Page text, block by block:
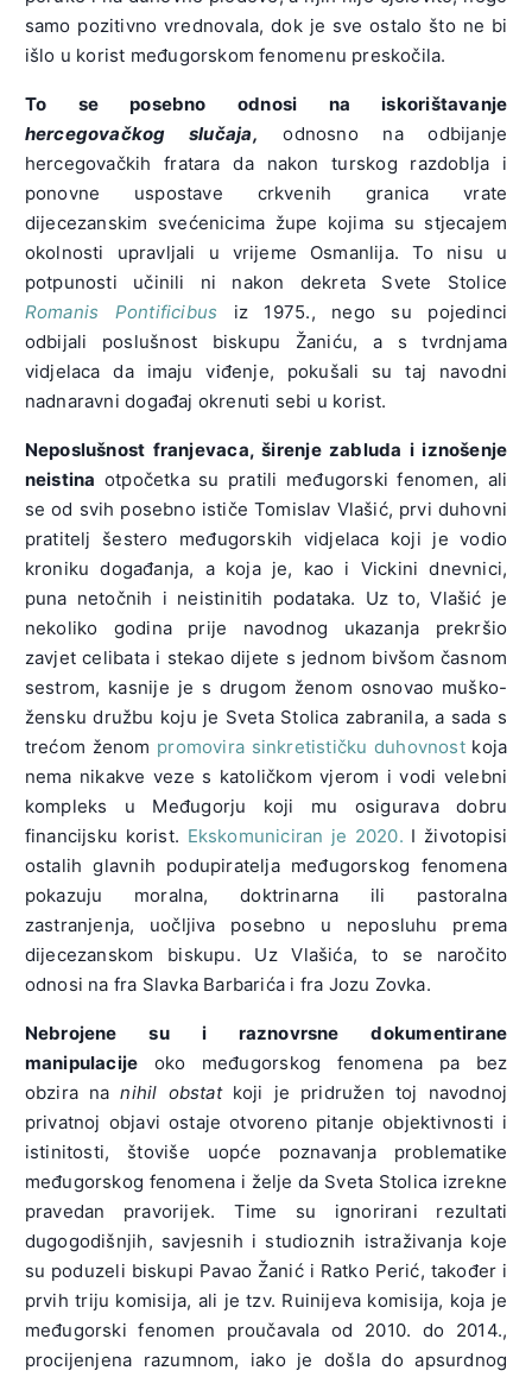
samo pozitivno vrednovala, dok je sve ostalo što ne bi
išlo u korist međugorskom fenomenu preskočila.
To se posebno odnosi na iskorištavanje
hercegovačkog slučaja, odnosno na odbijanje
hercegovačkih fratara da nakon turskog razdoblja i
ponovne uspostave crkvenih granica vrate
dijecezanskim svećenicima župe kojima su stjecajem
okolnosti upravljali u vrijeme Osmanlija. To nisu u
potpunosti učinili ni nakon dekreta Svete Stolice
Romanis Pontificibus iz 1975., nego su pojedinci
odbijali poslušnost biskupu Žaniću, a s tvrdnjama
vidjelaca da imaju viđenje, pokušali su taj navodni
nadnaravni događaj okrenuti sebi u korist.
Neposlušnost franjevaca, širenje zabluda i iznošenje
neistina otpočetka su pratili međugorski fenomen, ali
se od svih posebno ističe Tomislav Vlašić, prvi duhovni
pratitelj šestero međugorskih vidjelaca koji je vodio
kroniku događanja, a koja je, kao i Vickini dnevnici,
puna netočnih i neistinitih podataka. Uz to, Vlašić je
nekoliko godina prije navodnog ukazanja prekršio
zavjet celibata i stekao dijete s jednom bivšom časnom
sestrom, kasnije je s drugom ženom osnovao muško-
žensku družbu koju je Sveta Stolica zabranila, a sada s
trećom ženom promovira sinkretističku duhovnostkoja
nema nikakve veze s katoličkom vjerom i vodi velebni
kompleks u Međugorju koji mu osigurava dobru
financijsku korist. Ekskomuniciran je 2020. I životopisi
ostalih glavnih podupiratelja međugorskog fenomena
pokazuju moralna, doktrinarna ili pastoralna
zastranjenja, uočljiva posebno u neposluhu prema
dijecezanskom biskupu. Uz Vlašića, to se naročito
odnosi na fra Slavka Barbarića i fra Jozu Zovka.
Nebrojene su i raznovrsne dokumentirane
manipulacije oko međugorskog fenomena pa bez
obzira nanihil obstatkoji je pridružen toj navodnoj
privatnoj objavi ostaje otvoreno pitanje objektivnosti i
istinitosti, štoviše uopće poznavanja problematike
međugorskog fenomena i želje da Sveta Stolica izrekne
pravedan pravorijek. Time su ignorirani rezultati
dugogodišnjih, savjesnih i studioznih istraživanja koje
su poduzeli biskupi Pavao Žanić i Ratko Perić, također i
prvih triju komisija, ali je tzv. Ruinijeva komisija, koja je
međugorski fenomen proučavala od 2010. do 2014.,
procijenjena razumnom, iako je došla do apsurdnog